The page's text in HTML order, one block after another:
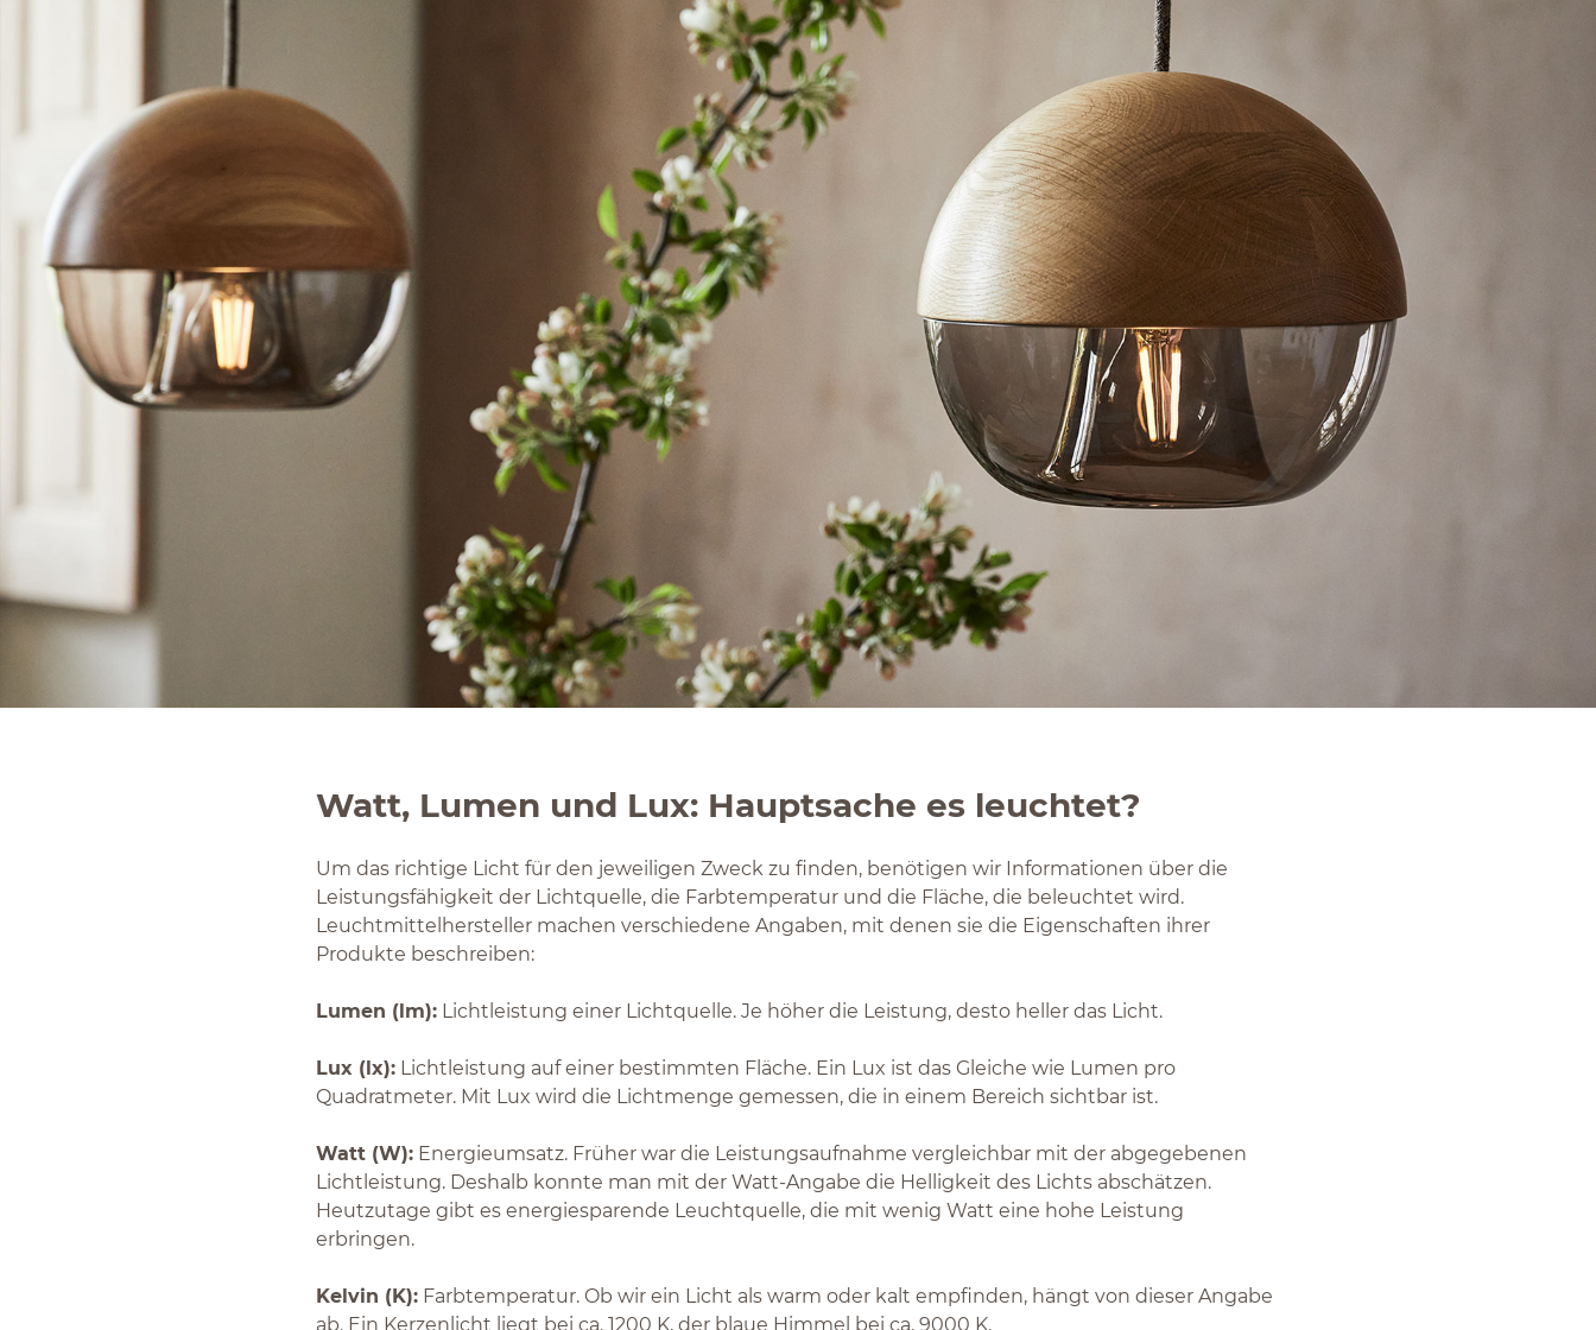
Watt, Lumen und Lux: Hauptsache es leuchtet?
Um das richtige Licht für den jeweiligen Zweck zu finden, benötigen wir Informationen über die
Leistungsfähigkeit der Lichtquelle, die Farbtemperatur und die Fläche, die beleuchtet wird.
Leuchtmittelhersteller machen verschiedene Angaben, mit denen sie die Eigenschaften ihrer
Produkte beschreiben:
Lumen (lm): Lichtleistung einer Lichtquelle. Je höher die Leistung, desto heller das Licht.
Lux (lx): Lichtleistung auf einer bestimmten Fläche. Ein Lux ist das Gleiche wie Lumen pro
Quadratmeter. Mit Lux wird die Lichtmenge gemessen, die in einem Bereich sichtbar ist.
Watt (W): Energieumsatz. Früher war die Leistungsaufnahme vergleichbar mit der abgegebenen
Lichtleistung. Deshalb konnte man mit der Watt-Angabe die Helligkeit des Lichts abschätzen.
Heutzutage gibt es energiesparende Leuchtquelle, die mit wenig Watt eine hohe Leistung
erbringen.
Kelvin (K): Farbtemperatur. Ob wir ein Licht als warm oder kalt empfinden, hängt von dieser Angabe
ab. Ein Kerzenlicht liegt bei ca. 1200 K, der blaue Himmel bei ca. 9000 K.